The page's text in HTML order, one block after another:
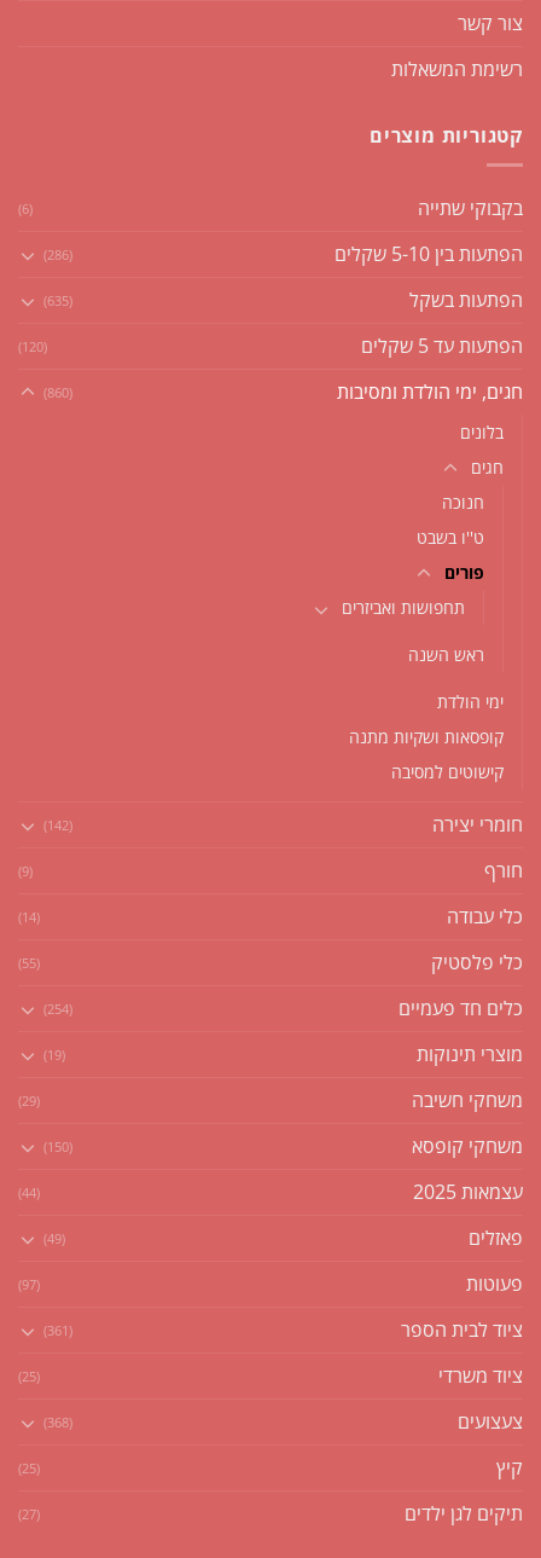
צור קשר
רשימת המשאלות
קטגוריות מוצרים
בקבוקי שתייה (6)
הפתעות בין 5-10 שקלים (286)
הפתעות בשקל (635)
הפתעות עד 5 שקלים (120)
חגים, ימי הולדת ומסיבות (860)
בלונים
חגים
חנוכה
ט''ו בשבט
פורים
תחפושות ואביזרים
ראש השנה
ימי הולדת
קופסאות ושקיות מתנה
קישוטים למסיבה
חומרי יצירה (142)
חורף (9)
כלי עבודה (14)
כלי פלסטיק (55)
כלים חד פעמיים (254)
מוצרי תינוקות (19)
משחקי חשיבה (29)
משחקי קופסא (150)
עצמאות 2025 (44)
פאזלים (49)
פעוטות (97)
ציוד לבית הספר (361)
ציוד משרדי (25)
צעצועים (368)
קיץ (25)
תיקים לגן ילדים (27)